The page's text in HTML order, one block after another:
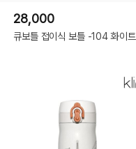
28,000
큐보틀 접이식 보틀 -104 화이트